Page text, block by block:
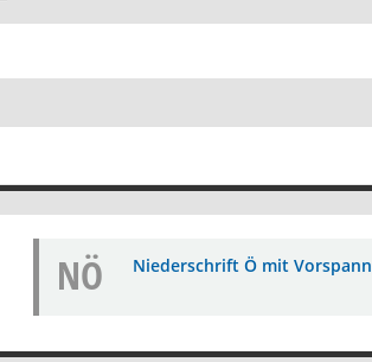
NÖ Niederschrift Ö mit Vorspann